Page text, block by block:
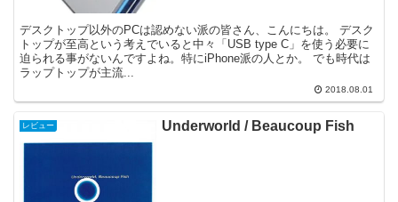
デスクトップ以外のPCは認めない派の皆さん、こんにちは。 デスク
トップが至高という考えでいると中々「USB type C」を使う必要に
迫られる事がないんですよね。特にiPhone派の人とか。 でも時代は
ラップトップが主流...
2018.08.01
レビュー Underworld / Beaucoup Fish